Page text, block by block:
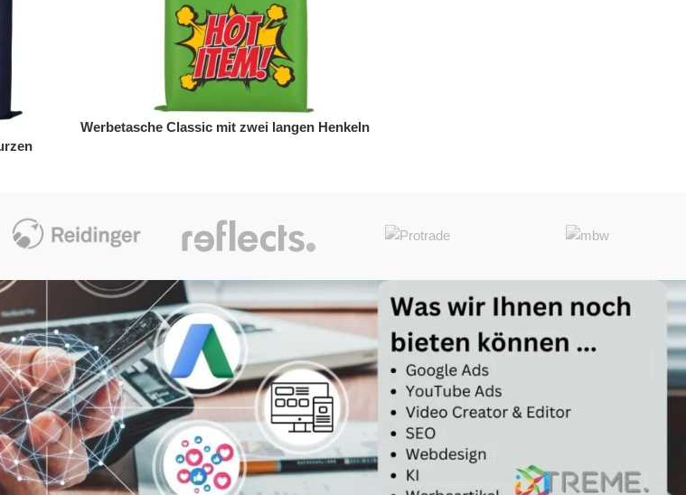
Werbetasche Classic mit zwei langen Henkeln